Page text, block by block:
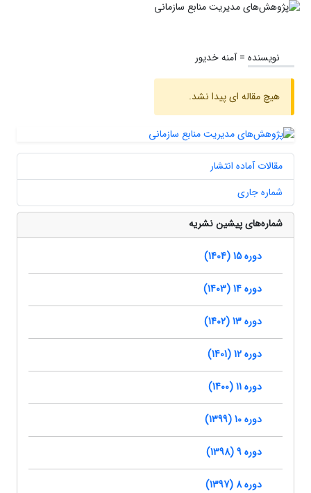
نویسنده =آمنه خدیور
هیچ مقاله ای پیدا نشد.
مقالات آماده انتشار
شماره جاری
شماره‌های پیشین نشریه
دوره 15 (1404)
دوره 14 (1403)
دوره 13 (1402)
دوره 12 (1401)
دوره 11 (1400)
دوره 10 (1399)
دوره 9 (1398)
دوره 8 (1397)